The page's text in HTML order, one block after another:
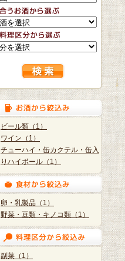
ビール類（1）
ワイン（1）
チューハイ・缶カクテル・缶入
りハイボール（1）
卵・乳製品（1）
野菜・豆類・キノコ類（1）
副菜（1）